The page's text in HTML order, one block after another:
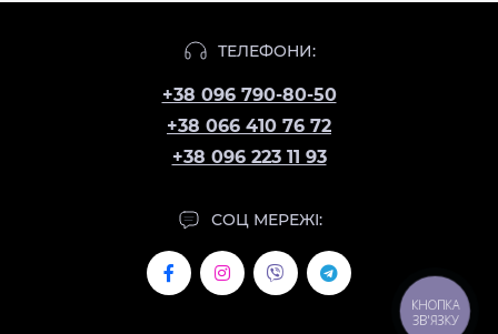
ТЕЛЕФОНИ:
+38 096 790-80-50
+38 066 410 76 72
+38 096 223 11 93
СОЦ МЕРЕЖІ:
КНОПКА
ЗВ'ЯЗКУ